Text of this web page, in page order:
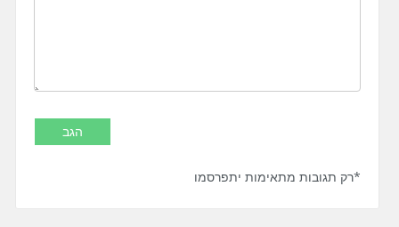
*רק תגובות מתאימות יתפרסמו